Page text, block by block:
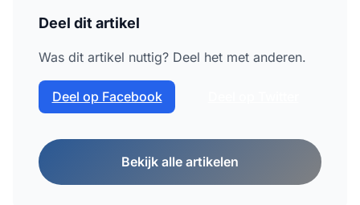
Deel dit artikel
Was dit artikel nuttig? Deel het met anderen.
Deel op Facebook
Bekijk alle artikelen